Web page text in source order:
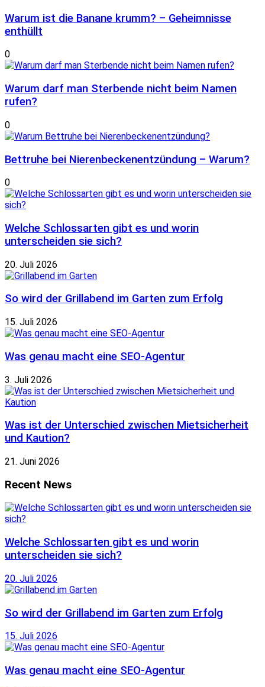
Warum ist die Banane krumm? – Geheimnisse
enthüllt
0
Warum darf man Sterbende nicht beim Namen
rufen?
0
Bettruhe bei Nierenbeckenentzündung – Warum?
0
Welche Schlossarten gibt es und worin
unterscheiden sie sich?
20. Juli 2026
So wird der Grillabend im Garten zum Erfolg
15. Juli 2026
Was genau macht eine SEO-Agentur
3. Juli 2026
Was ist der Unterschied zwischen Mietsicherheit
und Kaution?
21. Juni 2026
Recent News
Welche Schlossarten gibt es und worin
unterscheiden sie sich?
20. Juli 2026
So wird der Grillabend im Garten zum Erfolg
15. Juli 2026
Was genau macht eine SEO-Agentur